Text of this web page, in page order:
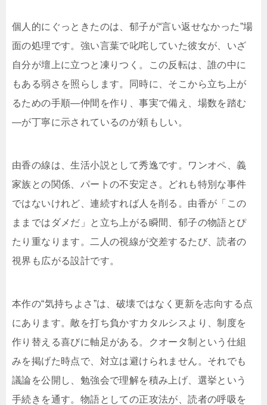
個人的にぐっときたのは、郁子が“言い返せなかった”場
面の処理です。強い言葉で叱咤していた彼女が、いざ
自分が壇上に立つと凍りつく。この反転は、誰の中に
もある弱さを照らします。同時に、そこから立ち上が
るための手順—仲間を作り、事実で備え、場数を踏む
—が丁寧に示されているのが頼もしい。
由香の線は、生活小説として秀逸です。ワンオペ、義
家族との関係、パートの不安定さ。どれも特別な事件
ではないけれど、連続すれば人を削る。由香が「この
ままではダメだ」と立ち上がる瞬間、郁子の物語とぴ
たり重なります。二人の視線が交差するたび、読者の
視界も広がる設計です。
本作の“気持ちよさ”は、破壊ではなく更新を志向する点
にあります。敵を打ち負かすカタルシスより、制度を
作り替える喜びに軸足がある。クオータ制という仕組
みを掲げた時点で、対立は避けられません。それでも
議論を公開し、勉強会で理解を積み上げ、選挙という
手続きを通す。物語としての正攻法が、読者の呼吸を